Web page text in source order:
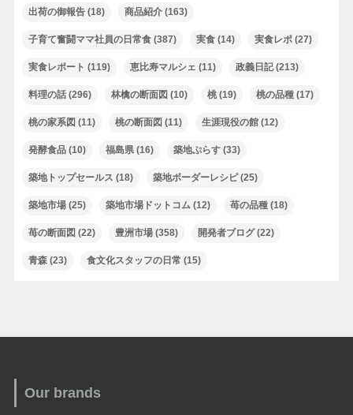
出荷の御報告(18) 商品紹介(163)
子育て奮闘ママ社員の日常食(387) 実食(14) 実食レポ(27)
実食レポート (119) 恵比寿マルシェ (11) 政義日記(213)
料理の話(296) 林檎の断面図 (10) 桃(19) 桃の品種(17)
桃の家系図 (11) 桃の断面図 (11) 生涯現役の館(12)
発酵食品(10) 福島県(16) 築地ぷらす(33)
築地トップセールス (18) 築地ボーダーレシピ(25)
築地市場(25) 築地市場ドットコム(12) 苺の品種(18)
苺の断面図 (22) 豊洲市場(358) 開発者ブログ(22)
青森(23) 食文化スタッフの日常 (15)
Our brands